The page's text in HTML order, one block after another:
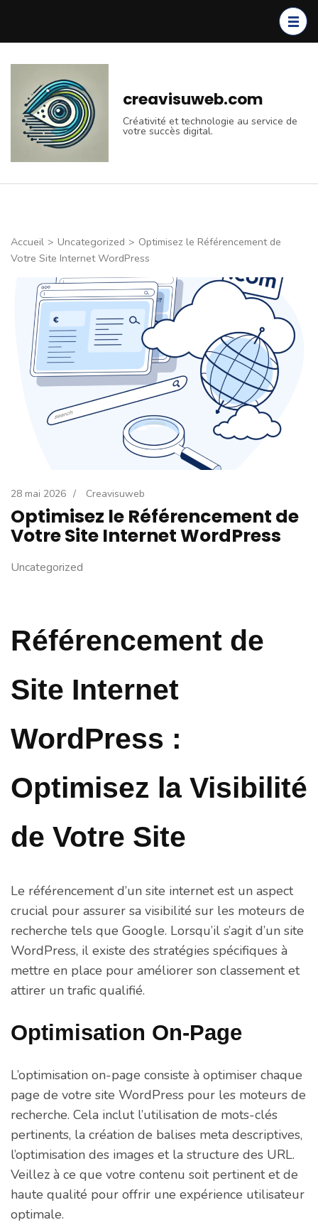
(Pressez
Entrée)
creavisuweb.com
Créativité et technologie au service de
votre succès digital.
Accueil > Uncategorized > Optimisez le Référencement de
Votre Site Internet WordPress
28 mai 2026 / Creavisuweb
Optimisez le Référencement de
Votre Site Internet WordPress
Uncategorized
Référencement de
Site Internet
WordPress :
Optimisez la Visibilité
de Votre Site
Le référencement d’un site internet est un aspect
crucial pour assurer sa visibilité sur les moteurs de
recherche tels que Google. Lorsqu’il s’agit d’un site
WordPress, il existe des stratégies spécifiques à
mettre en place pour améliorer son classement et
attirer un trafic qualifié.
Optimisation On-Page
L’optimisation on-page consiste à optimiser chaque
page de votre site WordPress pour les moteurs de
recherche. Cela inclut l’utilisation de mots-clés
pertinents, la création de balises meta descriptives,
l’optimisation des images et la structure des URL.
Veillez à ce que votre contenu soit pertinent et de
haute qualité pour offrir une expérience utilisateur
optimale.